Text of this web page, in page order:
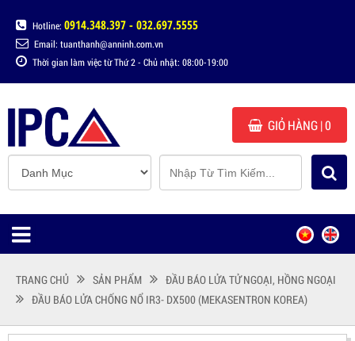
Hotline: 0914.348.397 - 032.697.5555
Email: tuanthanh@anninh.com.vn
Thời gian làm việc từ Thứ 2 - Chủ nhật: 08:00-19:00
GIỎ HÀNG| 0
TRANG CHỦ SẢN PHẨM
ĐẦU BÁO LỬA TỬ NGOẠI, HỒNG NGOẠI
ĐẦU BÁO LỬA CHỐNG NỔ IR3- DX500 (MEKASENTRON KOREA)